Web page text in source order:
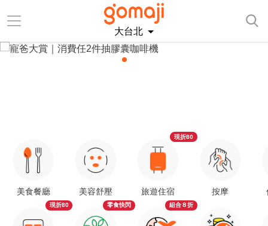
大台北
美食餐廳
現折80
美容舒壓
零食快閃
旅遊住宿
現折80
組合８折
按摩